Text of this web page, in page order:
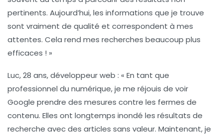
pertinents. Aujourd’hui, les informations que je trouve
sont vraiment de qualité et correspondent à mes
attentes. Cela rend mes recherches beaucoup plus
efficaces ! »
Luc, 28 ans, développeur web : « En tant que
professionnel du numérique, je me réjouis de voir
Google prendre des mesures contre les fermes de
contenu. Elles ont longtemps inondé les résultats de
recherche avec des articles sans valeur. Maintenant, je